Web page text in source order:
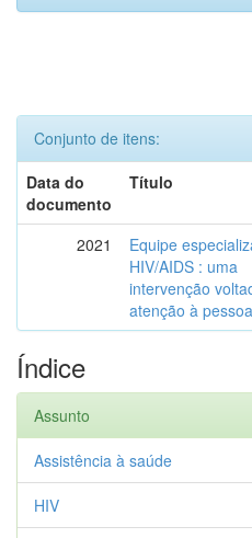
Conjunto de itens:
Data do
documento
Título
2021
Equipe
HIV/AIDS : uma
intervenção
atenção à
Índice
Assunto
Assistência à saúde
HIV